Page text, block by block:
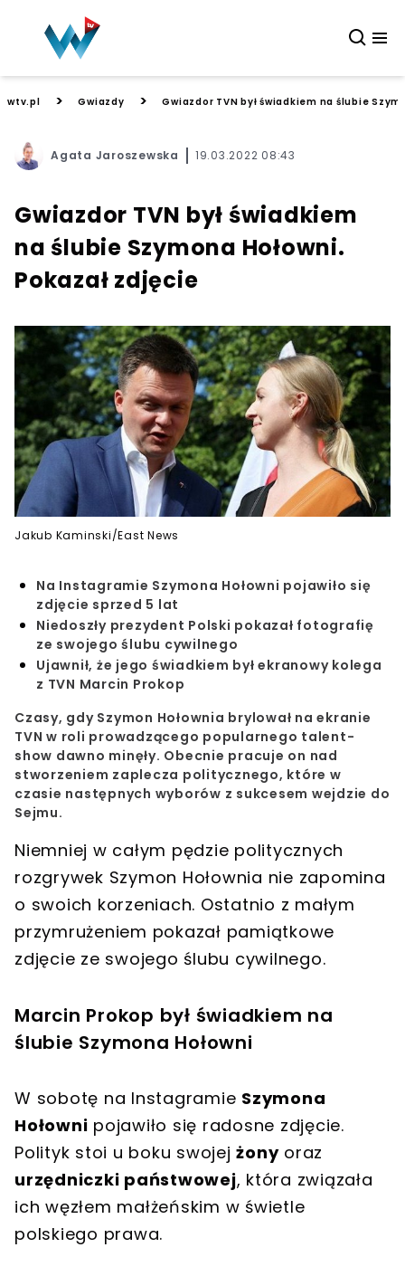
wtv.pl > Gwiazdy > Gwiazdor TVN był świadkiem na ślubie
Agata Jaroszewska 19.03.2022 08:43
Gwiazdor TVN był świadkiem
na ślubie Szymona Hołowni.
Pokazał zdjęcie
Jakub Kaminski/East News
Na Instagramie Szymona Hołowni pojawiło się
zdjęcie sprzed 5 lat
Niedoszły prezydent Polski pokazał fotografię
ze swojego ślubu cywilnego
Ujawnił, że jego świadkiem był ekranowy kolega
z TVN Marcin Prokop
Czasy, gdy Szymon Hołownia brylował na ekranie
TVN w roli prowadzącego popularnego talent-
show dawno minęły. Obecnie pracuje on nad
stworzeniem zaplecza politycznego, które w
czasie następnych wyborów z sukcesem wejdzie do
Sejmu.
Niemniej w całym pędzie politycznych
rozgrywek Szymon Hołownia nie zapomina
o swoich korzeniach. Ostatnio z małym
przymrużeniem pokazał pamiątkowe
zdjęcie ze swojego ślubu cywilnego.
Marcin Prokop był świadkiem na
ślubie Szymona Hołowni
W sobotę na Instagramie Szymona
Hołowni pojawiło się radosne zdjęcie.
Polityk stoi u boku swojejżonyoraz
urzędniczki państwowej, która związała
ich węzłem małżeńskim w świetle
polskiego prawa.